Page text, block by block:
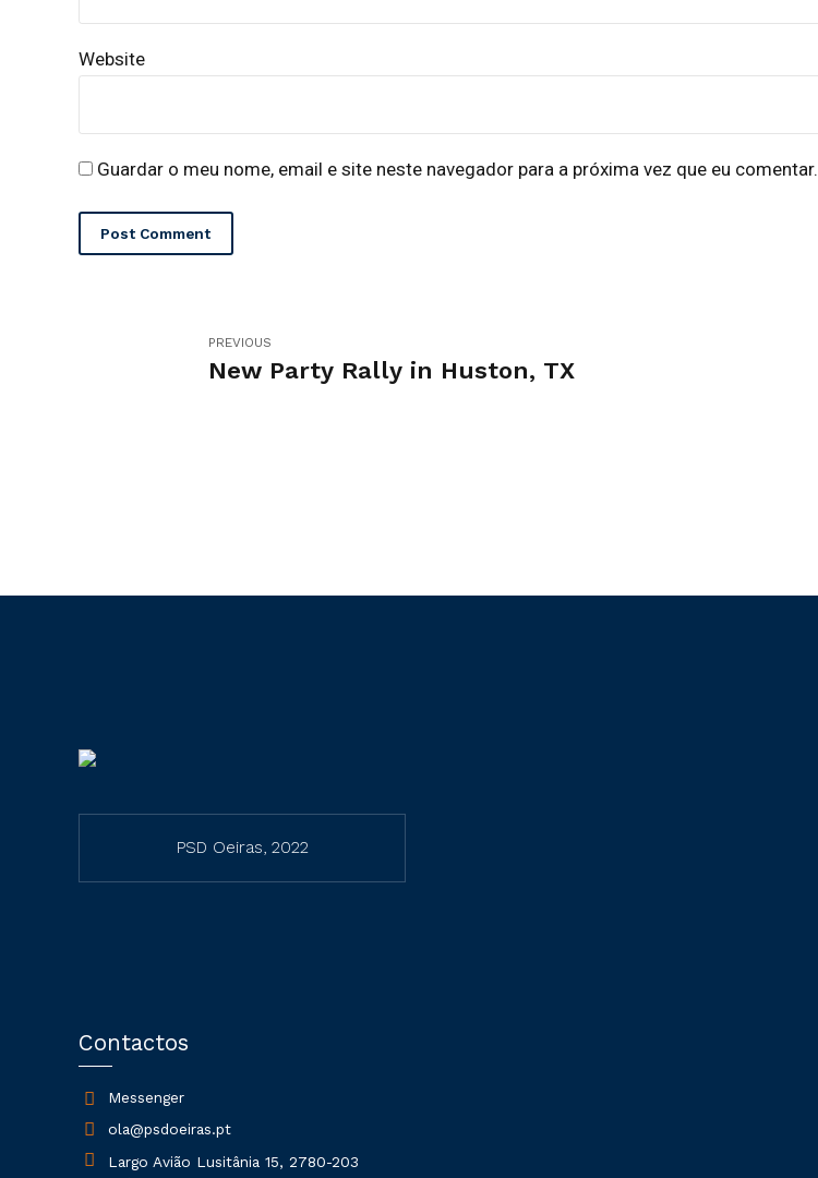
Website
Guardar o meu nome, email e site neste navegador para a próxima vez que eu comentar.
Post Comment
PREVIOUS
New Party Rally in Huston, TX
PSD Oeiras, 2022
Contactos
Messenger
ola@psdoeiras.pt
Largo Avião Lusitânia 15, 2780-203